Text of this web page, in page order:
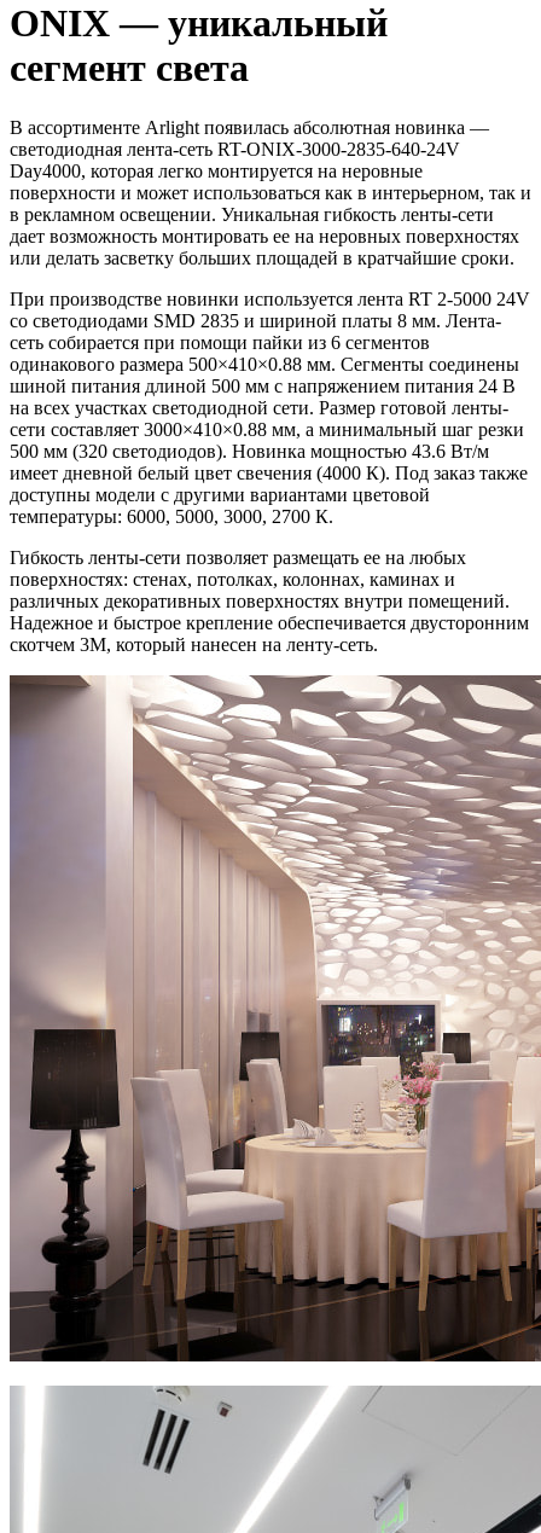
ONIX — уникальный
сегмент света
В ассортименте Arlight появилась абсолютная новинка —
светодиодная лента-сеть RT-ONIX-3000-2835-640-24V
Day4000, которая легко монтируется на неровные
поверхности и может использоваться как в интерьерном, так и
в рекламном освещении. Уникальная гибкость ленты-сети
дает возможность монтировать ее на неровных поверхностях
или делать засветку больших площадей в кратчайшие сроки.
При производстве новинки используется лента RT 2-5000 24V
со светодиодами SMD 2835 и шириной платы 8 мм. Лента-
сеть собирается при помощи пайки из 6 сегментов
одинакового размера 500×410×0.88 мм. Сегменты соединены
шиной питания длиной 500 мм с напряжением питания 24 В
на всех участках светодиодной сети. Размер готовой ленты-
сети составляет 3000×410×0.88 мм, а минимальный шаг резки
500 мм (320 светодиодов). Новинка мощностью 43.6 Вт/м
имеет дневной белый цвет свечения (4000 К). Под заказ также
доступны модели с другими вариантами цветовой
температуры: 6000, 5000, 3000, 2700 К.
Гибкость ленты-сети позволяет размещать ее на любых
поверхностях: стенах, потолках, колоннах, каминах и
различных декоративных поверхностях внутри помещений.
Надежное и быстрое крепление обеспечивается двусторонним
скотчем 3М, который нанесен на ленту-сеть.